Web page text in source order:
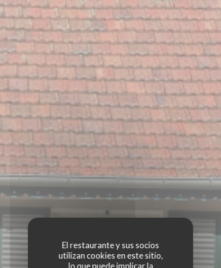
El restaurante y sus socios
utilizan cookies en este sitio,
lo que puede implicar la